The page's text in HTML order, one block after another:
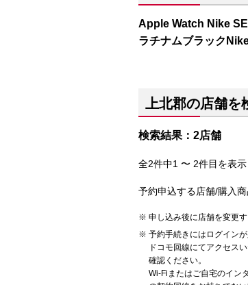
Apple Watch Nike
ラチナムブラック
上北郡の店舗を
検索結果：2店舗
全2件中1 〜 2件目を表
予約申込する店舗/購入
申し込み後に店舗を変更す
予約手続きにはログインが
ドコモ回線にてアクセス
確認ください。
Wi-Fiまたはご自宅のイン